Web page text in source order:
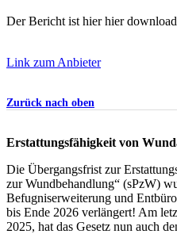
Der Bericht ist hier hier
Link zum Anbieter
Zurück nach oben
Erstattungsfähigkeit von
Die Übergangsfrist zur
zur Wundbehandlung“ (sPzW)
Befugniserweiterung und
bis Ende 2026 verlängert! Am
2025, hat das Gesetz nun auch